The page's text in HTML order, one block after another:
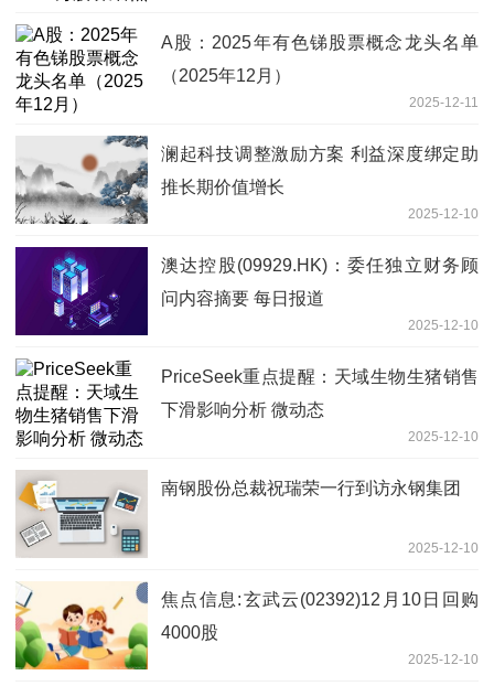
A股：2025年有色锑股票概念龙头名单
（2025年12月）
2025-12-11
澜起科技调整激励方案 利益深度绑定助
推长期价值增长
2025-12-10
澳达控股(09929.HK)：委任独立财务顾
问内容摘要 每日报道
2025-12-10
PriceSeek重点提醒：天域生物生猪销售
下滑影响分析 微动态
2025-12-10
南钢股份总裁祝瑞荣一行到访永钢集团
2025-12-10
焦点信息:玄武云(02392)12月10日回购
4000股
2025-12-10